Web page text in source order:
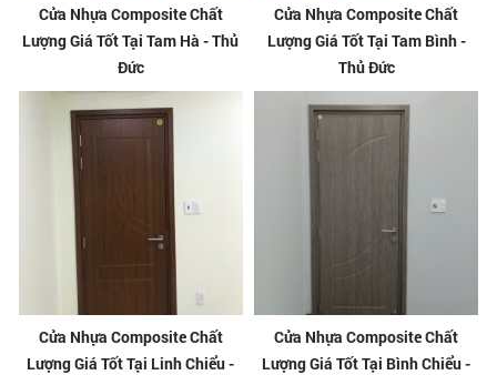
Cửa Nhựa Composite Chất
Lượng Giá Tốt Tại Tam Hà - Thủ
Đức
Cửa Nhựa Composite Chất
Lượng Giá Tốt Tại Tam Bình -
Thủ Đức
Cửa Nhựa Composite Chất
Lượng Giá Tốt Tại Linh Chiểu -
Cửa Nhựa Composite Chất
Lượng Giá Tốt Tại Bình Chiểu -